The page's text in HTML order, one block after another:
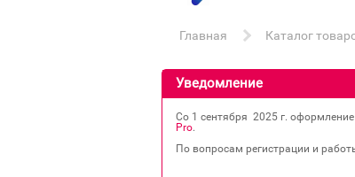
Главная Каталог
Уведомление
Со 1 сентября 2025 г.
Pro.
По вопросам регистрации и